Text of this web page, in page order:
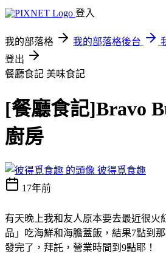
登入
我的部落格 我的部落格後台
登出
餐廳食記 美味食記
[餐廳食記]Bravo
廚房
彼得覓食趣
17年前
有天晚上我和友人原本要去最近很火
品」吃海鮮和海膽蓋飯，結果7點到
發完了 ，拜託，營業時間到9點耶！